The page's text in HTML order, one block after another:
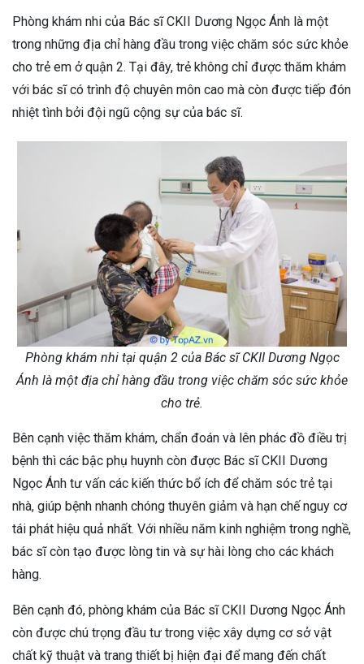
Phòng khám nhi của Bác sĩ CKII Dương Ngọc Ánh là một
trong những địa chỉ hàng đầu trong việc chăm sóc sức khỏe
cho trẻ em ở quận 2. Tại đây, trẻ không chỉ được thăm khám
với bác sĩ có trình độ chuyên môn cao mà còn được tiếp đón
nhiệt tình bởi đội ngũ cộng sự của bác sĩ.
Phòng khám nhi tại quận 2 của Bác sĩ CKII Dương Ngọc
Ánh là một địa chỉ hàng đầu trong việc chăm sóc sức khỏe
cho trẻ.
Bên cạnh việc thăm khám, chẩn đoán và lên phác đồ điều trị
bệnh thì các bậc phụ huynh còn được Bác sĩ CKII Dương
Ngọc Ánh tư vấn các kiến thức bổ ích để chăm sóc trẻ tại
nhà, giúp bệnh nhanh chóng thuyên giảm và hạn chế nguy cơ
tái phát hiệu quả nhất. Với nhiều năm kinh nghiệm trong nghề,
bác sĩ còn tạo được lòng tin và sự hài lòng cho các khách
hàng.
Bên cạnh đó, phòng khám của Bác sĩ CKII Dương Ngọc Ánh
còn được chú trọng đầu tư trong việc xây dựng cơ sở vật
chất kỹ thuật và trang thiết bị hiện đại để mang đến chất